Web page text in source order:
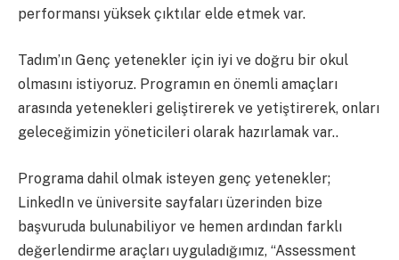
performansı yüksek çıktılar elde etmek var.
Tadım’ın Genç yetenekler için iyi ve doğru bir okul
olmasını istiyoruz. Programın en önemli amaçları
arasında yetenekleri geliştirerek ve yetiştirerek, onları
geleceğimizin yöneticileri olarak hazırlamak var..
Programa dahil olmak isteyen genç yetenekler;
LinkedIn ve üniversite sayfaları üzerinden bize
başvuruda bulunabiliyor ve hemen ardından farklı
değerlendirme araçları uyguladığımız, “Assessment